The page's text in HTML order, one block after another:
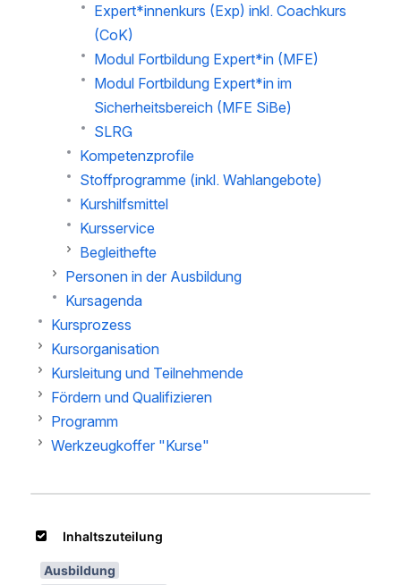
Expert*innenkurs (Exp) inkl. Coachkurs
(CoK)
Modul Fortbildung Expert*in (MFE)
Modul Fortbildung Expert*in im
Sicherheitsbereich (MFE SiBe)
SLRG
Kompetenzprofile
Stoffprogramme (inkl. Wahlangebote)
Kurshilfsmittel
Kursservice
Begleithefte
Personen in der Ausbildung
Kursagenda
Kursprozess
Kursorganisation
Kursleitung und Teilnehmende
Fördern und Qualifizieren
Programm
Werkzeugkoffer "Kurse"